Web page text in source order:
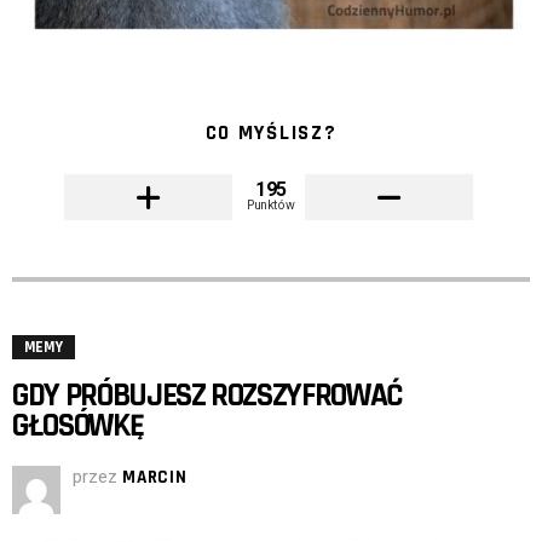
CO MYŚLISZ?
195
Punktów
MEMY
GDY PRÓBUJESZ ROZSZYFROWAĆ
GŁOSÓWKĘ
przez MARCIN